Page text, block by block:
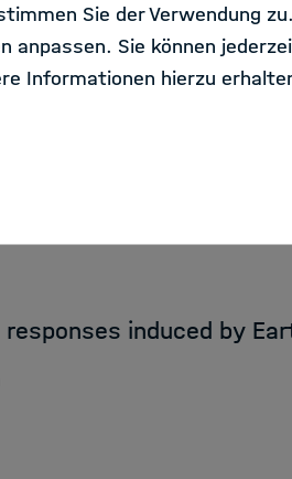
for critical raw
induced by
Sie der Verwendung
anpassen. Sie können
Informationen hierzu